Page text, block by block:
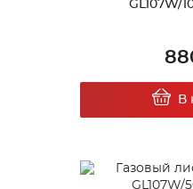
GL107W/
В